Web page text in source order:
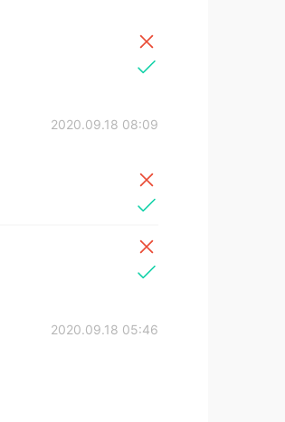
2020.09.18 08:09
2020.09.18 05:46